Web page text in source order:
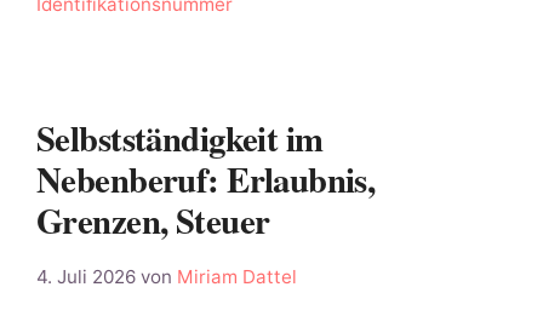
Selbstständigkeit im
Nebenberuf: Erlaubnis,
Grenzen, Steuer
4. Juli 2026 von Miriam Dattel